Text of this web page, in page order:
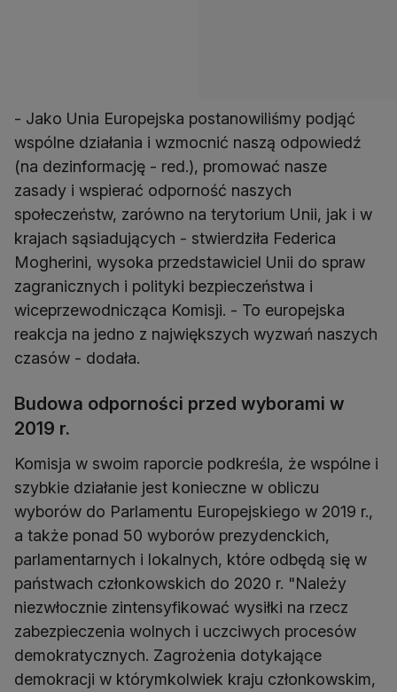
- Jako Unia Europejska postanowiliśmy podjąć
wspólne działania i wzmocnić naszą odpowiedź
(na dezinformację - red.), promować nasze
zasady i wspierać odporność naszych
społeczeństw, zarówno na terytorium Unii, jak i w
krajach sąsiadujących - stwierdziła Federica
Mogherini, wysoka przedstawiciel Unii do spraw
zagranicznych i polityki bezpieczeństwa i
wiceprzewodnicząca Komisji. - To europejska
reakcja na jedno z największych wyzwań naszych
czasów - dodała.
Budowa odporności przed wyborami w
2019 r.
Komisja w swoim raporcie podkreśla, że wspólne i
szybkie działanie jest konieczne w obliczu
wyborów do Parlamentu Europejskiego w 2019 r.,
a także ponad 50 wyborów prezydenckich,
parlamentarnych i lokalnych, które odbędą się w
państwach członkowskich do 2020 r. "Należy
niezwłocznie zintensyfikować wysiłki na rzecz
zabezpieczenia wolnych i uczciwych procesów
demokratycznych. Zagrożenia dotykające
demokracji w którymkolwiek kraju członkowskim,